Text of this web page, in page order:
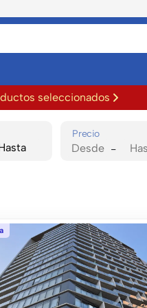
seleccionados
Precio
-